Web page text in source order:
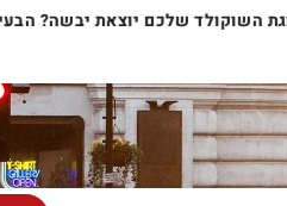
עוגת השוקולד שלכם יוצאת יבשה?